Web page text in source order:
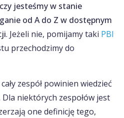
jesteśmy w stanie
od A do Z w dostępnym
. Jeżeli nie, pomijamy taki PBI
przechodzimy do
zespół powinien wiedzieć
Dla niektórych zespołów jest
one definicję tego,